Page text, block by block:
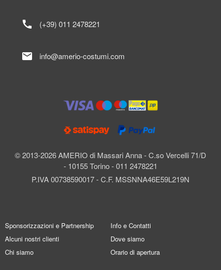
© 2013-2026 AMERIO di Massari Anna - C.so Vercelli 71/D
- 10155 Torino - 011 2478221
P.IVA 00738590017 - C.F. MSSNNA46E59L219N
call (+39) 011 2478221
mail info@amerio-costumi.com
Sponsorizzazioni e Partnership
Alcuni nostri clienti
Chi siamo
Info e Contatti
Dove siamo
Orario di apertura